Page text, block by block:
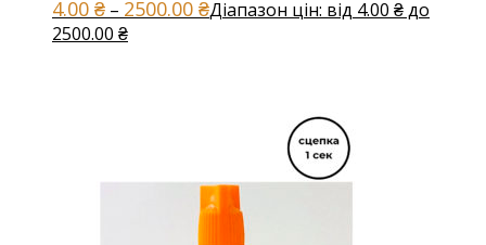
4.00 ₴ – 2500.00 ₴Діапазон цін: від 4.00 ₴ до
2500.00 ₴